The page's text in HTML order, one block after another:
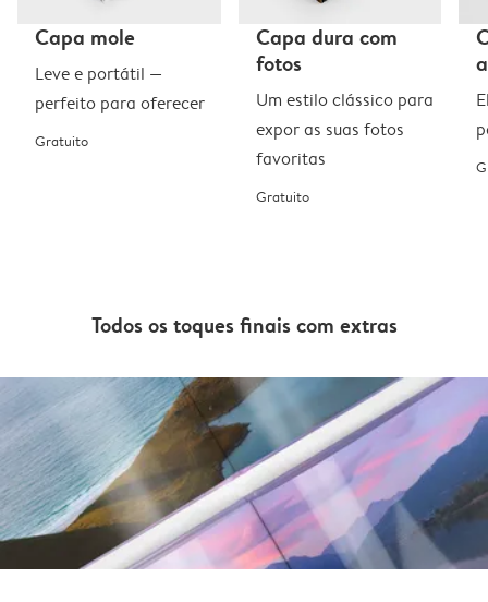
Capa mole
Leve e portátil —
perfeito para oferecer
Gratuito
Capa dura com
fotos
Um estilo clássico para
expor as suas fotos
favoritas
Gratuito
Todos os toques finais com extras